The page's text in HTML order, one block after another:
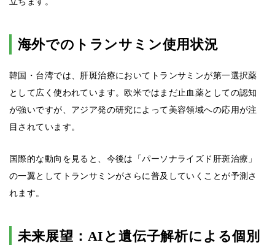
海外でのトランサミン使用状況
韓国・台湾では、肝斑治療においてトランサミンが第一選択薬
として広く使われています。欧米ではまだ止血薬としての認知
が強いですが、アジア発の研究によって美容領域への応用が注
目されています。
国際的な動向を見ると、今後は「パーソナライズド肝斑治療」
の一翼としてトランサミンがさらに普及していくことが予測さ
れます。
未来展望：AIと遺伝子解析による個別